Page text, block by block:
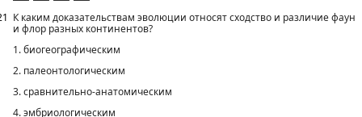
К каким доказательствам эволюции относят сходство и различие фаун
и флор разных континентов?
1. биогеографическим
2. палеонтологическим
3. сравнительно-анатомическим
4. эмбриологическим